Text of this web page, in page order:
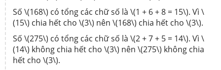
Số \(168\) có tổng các chữ số là \(1 + 6 + 8 = 15\). Vì \
(15\) chia hết cho \(3\) nên \(168\) chia hết cho \(3\).
Số \(275\) có tổng các chữ số là \(2 + 7 + 5 = 14\). Vì \
(14\) không chia hết cho \(3\) nên \(275\) không chia
hết cho \(3\).